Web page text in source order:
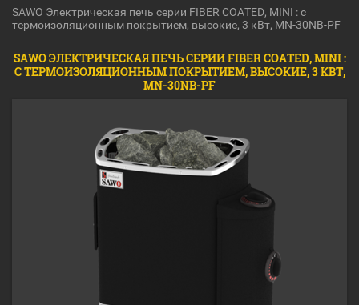
SAWO Электрическая печь серии FIBER COATED, MINI : с
термоизоляционным покрытием, высокие, 3 кВт, MN-30NB-PF
SAWO ЭЛЕКТРИЧЕСКАЯ ПЕЧЬ СЕРИИ FIBER COATED, MINI :
С ТЕРМОИЗОЛЯЦИОННЫМ ПОКРЫТИЕМ, ВЫСОКИЕ, 3 КВТ,
MN-30NB-PF